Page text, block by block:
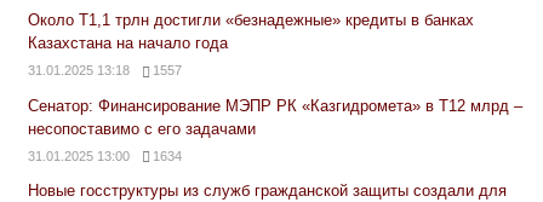
Около Т1,1 трлн достигли «безнадежные» кредиты в банках
Казахстана на начало года
31.01.2025 13:18 1557
Сенатор: Финансирование МЭПР РК «Казгидромета» в Т12 млрд –
несопоставимо с его задачами
31.01.2025 13:00 1634
Новые госструктуры из служб гражданской защиты создали для